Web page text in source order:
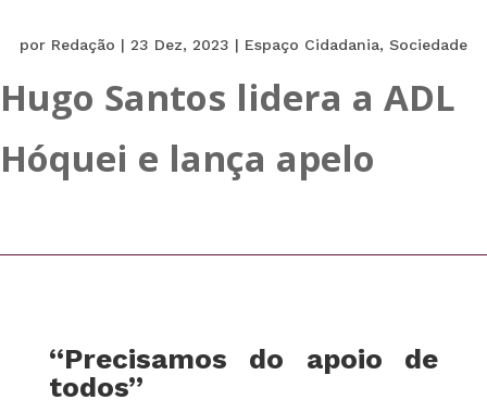
por Redação | 23 Dez, 2023 | Espaço Cidadania, Sociedade
Hugo Santos lidera a ADL
Hóquei e lança apelo
“Precisamos do apoio de
todos”